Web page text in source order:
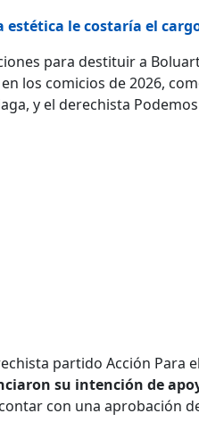
estética le costaría el
para destituir a
en los comicios de 2026,
y el derechista
partido Acción Para
su intención de
con una aprobación